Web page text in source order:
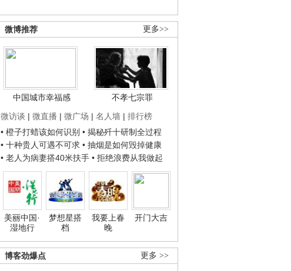
更多>>
微博推荐
中国城市幸福感
不孝七宗罪
微访谈 | 微直播 | 微广场 | 名人墙 | 排行榜
• 橙子打蜡该如何识别 • 揭秘歼十研制全过程
• 十种贵人可遇不可求 • 抽烟是如何毁掉健康
• 老人为病妻搭40米扶手 • 拒绝浪费从我做起
美丽中国·
湿地行
梦想星搭
档
我要上春
晚
开门大吉
更多 >>
博客劲爆点